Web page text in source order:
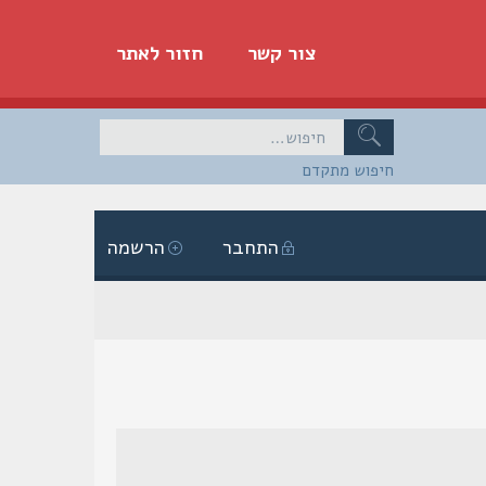
חזור לאתר צור קשר
חיפוש מתקדם
הרשמה התחבר